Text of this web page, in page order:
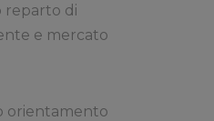
reparto di
e mercato
orientamento